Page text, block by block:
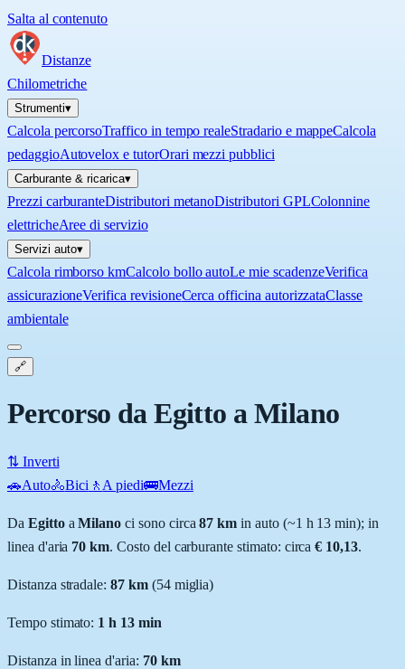
Salta al contenuto
Distanze
Chilometriche
Strumenti▾
Calcola percorsoTraffico in tempo realeStradario e mappeCalcola
pedaggioAutovelox e tutorOrari mezzi pubblici
Carburante & ricarica▾
Prezzi carburanteDistributori metanoDistributori GPLColonnine
elettricheAree di servizio
Servizi auto▾
Calcola rimborso kmCalcolo bollo autoLe mie scadenzeVerifica
assicurazioneVerifica revisioneCerca officina autorizzataClasse
ambientale
🔗
Percorso da Egitto a Milano
⇅ Inverti
🚗Auto🚴Bici 🚶 A piedi🚌Mezzi
Da EgittoaMilano ci sono circa 87 km in auto (~1 h 13 min); in
linea d'aria 70 km. Costo del carburante stimato: circa € 10,13.
Distanza stradale:87 km (54miglia)
Tempo stimato: 1 h 13 min
Distanza in linea d'aria: 70km